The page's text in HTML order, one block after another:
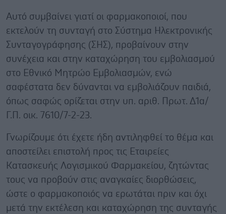
Αυτό συμβαίνει γιατί οι φαρμακοποιοί, που
εκτελούν τη συνταγή στο Σύστημα Ηλεκτρονικής
Συνταγογράφησης (ΣΗΣ), προβαίνουν στην
συνέχεια και στην καταχώρηση του εμβολιασμού
στο Εθνικό Μητρώο Εμβολιασμών, ενώ
σαφέστατα δεν δύνανται να εμβολιάζουν παιδιά,
όπως σαφώς ορίζεται στην υπ. αριθ. Πρωτ. Δ1α/
Γ.Π. οικ. 7610/7-2-23.
Γνωρίζουμε ότι έχετε ήδη αντιληφθεί το θέμα και
αποστείλει επιστολή προς τις Εταιρείες
Κατασκευής Λογισμικού Φαρμακείου, ζητώντας
τους να προβούν στις αναγκαίες διορθώσεις,
ώστε ο φαρμακοποιός να ερωτάται πριν και όχι
μετά την εκτέλεση και καταχώρηση της συνταγής